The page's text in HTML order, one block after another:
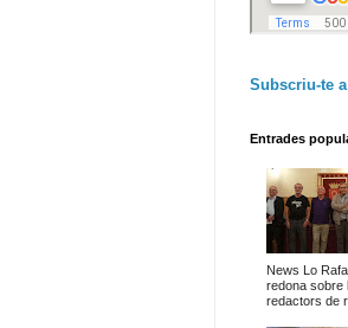
Subscriu-te
Entrades
News Lo
redona sobre
redactors de